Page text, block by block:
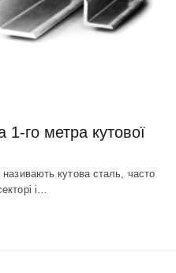
1-го метра кутової
кутова сталь, часто
і…